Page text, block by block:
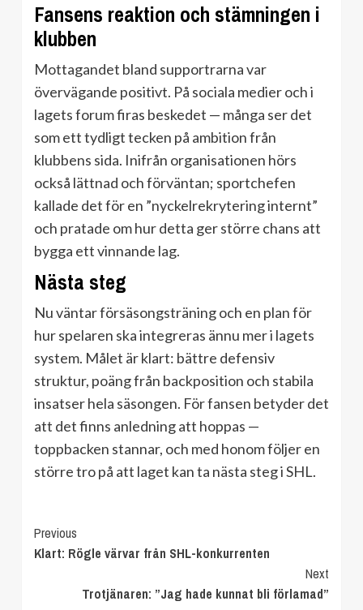
Fansens reaktion och stämningen i
klubben
Mottagandet bland supportrarna var
övervägande positivt. På sociala medier och i
lagets forum firas beskedet — många ser det
som ett tydligt tecken på ambition från
klubbens sida. Inifrån organisationen hörs
också lättnad och förväntan; sportchefen
kallade det för en ”nyckelrekrytering internt”
och pratade om hur detta ger större chans att
bygga ett vinnande lag.
Nästa steg
Nu väntar försäsongsträning och en plan för
hur spelaren ska integreras ännu mer i lagets
system. Målet är klart: bättre defensiv
struktur, poäng från backposition och stabila
insatser hela säsongen. För fansen betyder det
att det finns anledning att hoppas —
toppbacken stannar, och med honom följer en
större tro på att laget kan ta nästa steg i SHL.
Continue
Reading
Previous
Klart: Rögle värvar från SHL-konkurrenten
Next
Trotjänaren: ”Jag hade kunnat bli förlamad”